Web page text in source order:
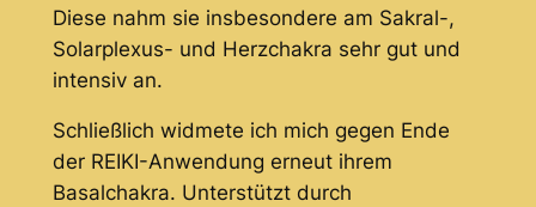
Diese nahm sie insbesondere am Sakral-,
Solarplexus- und Herzchakra sehr gut und
intensiv an.
Schließlich widmete ich mich gegen Ende
der REIKI-Anwendung erneut ihrem
Basalchakra. Unterstützt durch